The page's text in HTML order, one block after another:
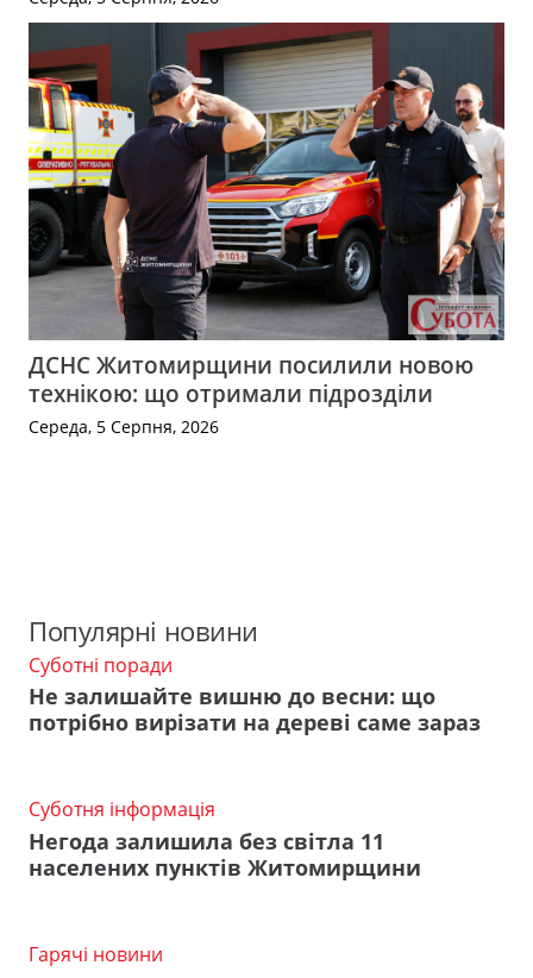
ДСНС Житомирщини посилили новою
технікою: що отримали підрозділи
Середа, 5 Серпня, 2026
Популярні новини
Суботні поради
Не залишайте вишню до весни: що
потрібно вирізати на дереві саме зараз
Суботня інформація
Негода залишила без світла 11
населених пунктів Житомирщини
Гарячі новини